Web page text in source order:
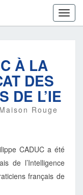
À LA
DES
DE L’IE
Rouge
CADUC a été
de l’Intelligence
français de